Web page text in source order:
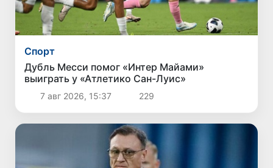
Спорт
Дубль Месси помог «Интер Майами»
выиграть у «Атлетико Сан-Луис»
7 авг 2026, 15:37 229